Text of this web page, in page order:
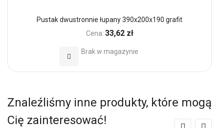
Pustak dwustronnie łupany 390x200x190 grafit
Cena: 33,62 zł
Brak w magazynie
Dodaj do Ulubionych
Znaleźliśmy inne produkty, które mogą
Cię zainteresować!